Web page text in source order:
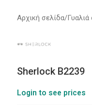
Αρχική σελίδα
Sherlock B2239
Login to see prices